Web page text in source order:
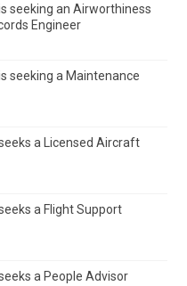
seeking an Airworthiness
Engineer
seeking a Maintenance
a Licensed Aircraft
a Flight Support
a People Advisor